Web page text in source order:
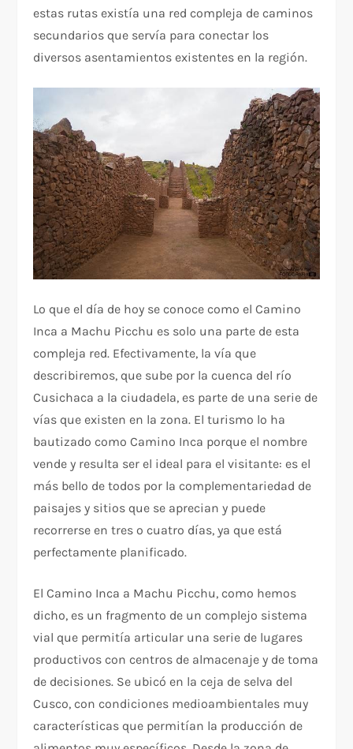
estas rutas existía una red compleja de caminos
secundarios que servía para conectar los
diversos asentamientos existentes en la región.
Lo que el día de hoy se conoce como el Camino
Inca a Machu Picchu es solo una parte de esta
compleja red. Efectivamente, la vía que
describiremos, que sube por la cuenca del río
Cusichaca a la ciudadela, es parte de una serie de
vías que existen en la zona. El turismo lo ha
bautizado como Camino Inca porque el nombre
vende y resulta ser el ideal para el visitante: es el
más bello de todos por la complementariedad de
paisajes y sitios que se aprecian y puede
recorrerse en tres o cuatro días, ya que está
perfectamente planificado.
El Camino Inca a Machu Picchu, como hemos
dicho, es un fragmento de un complejo sistema
vial que permitía articular una serie de lugares
productivos con centros de almacenaje y de toma
de decisiones. Se ubicó en la ceja de selva del
Cusco, con condiciones medioambientales muy
características que permitían la producción de